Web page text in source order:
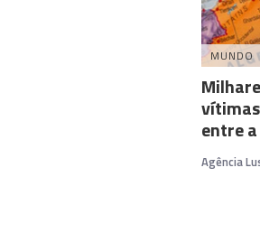
MUNDO
entre
Agência